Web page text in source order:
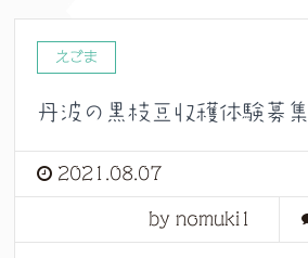
えごま
丹波の黒枝豆収穫体験募集
2021.08.07
by nomuki1